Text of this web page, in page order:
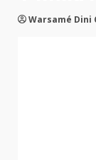
Warsamé Dini